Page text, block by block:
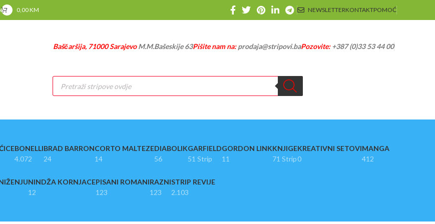
0,00KM NEWSLETTERKONTAKTPOMOĆ
Baščaršija, 71000 SarajevoM.M.Bašeskije 63Pišite nam na:prodaja@stripovi.baPozovite:+387 (0)33 53 44 00
Products
search
BONELLI
4.072
BRAD BARRON
24
CORTO MALTEZE
14
DIABOLIK
56
GARFIELD
51 Strip
GORDON LINK
11
KNJIGE
71 Strip
KREATIVNI SETOVI
0
MANGA
412
NINDŽA KORNJACE
12
PISANI ROMANI
123
RAZNI
123
STRIP REVIJE
2.103